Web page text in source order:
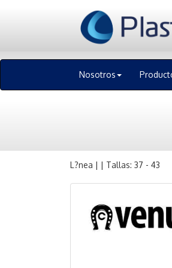
Nosotros
L?nea | | Tallas: 37 - 43